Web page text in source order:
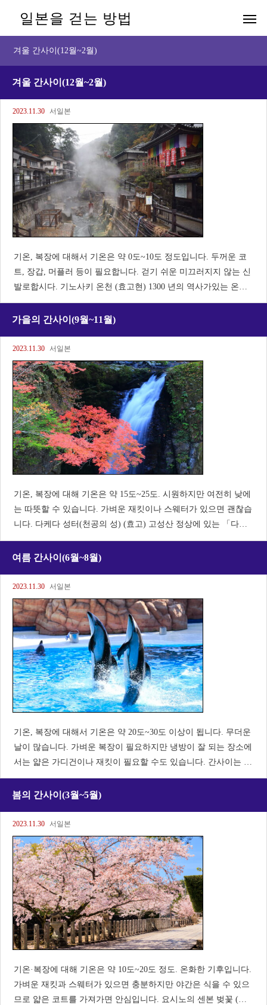
일본을 걷는 방법
겨울 간사이(12월~2월)
겨울 간사이(12월~2월)
2023.11.30 서일본
기온, 복장에 대해서 기온은 약 0도~10도 정도입니다. 두꺼운 코
트, 장갑, 머플러 등이 필요합니다. 걷기 쉬운 미끄러지지 않는 신
발로합시다. 기노사키 온천 (효고현) 1300 년의 역사가있는 온천
마을입니다. 작은 강을 따라 버드나무 가로수와 목조의 숙소가 처
마를 이어주는 풍치 넘치는 온천가에서는, 7채의 「외탕 순회」
가을의 간사이(9월~11월)
2023.11.30 서일본
기온, 복장에 대해 기온은 약 15도~25도. 시원하지만 여전히 낮에
는 따뜻할 수 있습니다. 가벼운 재킷이나 스웨터가 있으면 괜찮습
니다. 다케다 성터(천공의 성) (효고) 고성산 정상에 있는 「다케
다 성터」. 운해에 떠있는 「천공의 성」으로서 환상적인 광경을
즐길 수 있습니다. 9월부터 11월까지
여름 간사이(6월~8월)
2023.11.30 서일본
기온, 복장에 대해서 기온은 약 20도~30도 이상이 됩니다. 무더운
날이 많습니다. 가벼운 복장이 필요하지만 냉방이 잘 되는 장소에
서는 얇은 가디건이나 재킷이 필요할 수도 있습니다. 간사이는 습
도가 높기 때문에 비가 많이 내립니다. 접는 우산과 방수 코트를
가져가는 것이 좋습니다. 구마노타이샤・
봄의 간사이(3월~5월)
2023.11.30 서일본
기온·복장에 대해 기온은 약 10도~20도 정도. 온화한 기후입니다.
가벼운 재킷과 스웨터가 있으면 충분하지만 야간은 식을 수 있으
므로 얇은 코트를 가져가면 안심입니다. 요시노의 센본 벚꽃 (나